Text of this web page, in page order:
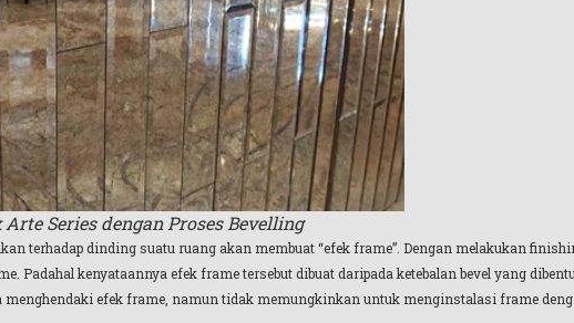
Series dengan Proses Bevelling
terhadap dinding suatu ruang akan membuat “efek frame”. Dengan melakukan
kenyataannya efek frame tersebut dibuat daripada ketebalan bevel yang
efek frame, namun tidak memungkinkan untuk menginstalasi frame